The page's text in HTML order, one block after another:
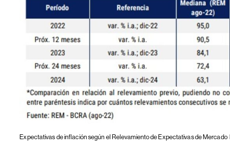
Expectativas de inflación según el Relevamiento de Expectativas de Mercado